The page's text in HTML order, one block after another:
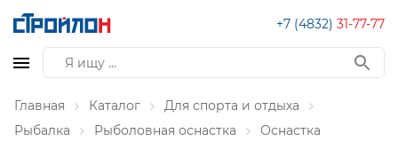
+7 (4832) 31-77-77
Главная Каталог
Для спорта и отдыха
Рыбалка
Рыболовная оснастка Оснастка